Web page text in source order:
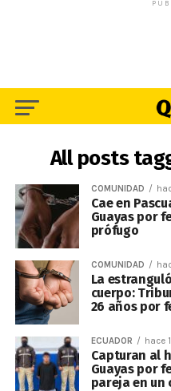
All posts
COMUNIDAD
Cae en
Guayas por
prófugo
COMUNIDAD
La
cuerpo:
26 años por
ECUADOR hace
Capturan al
Guayas por
pareja en un